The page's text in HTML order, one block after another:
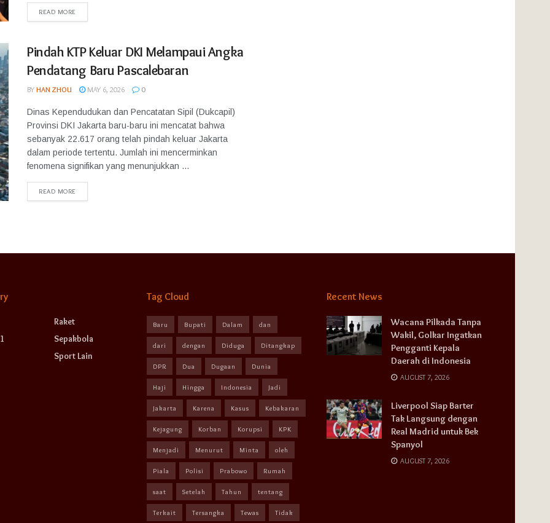
READ MORE
Pindah KTP Keluar DKI Melampaui Angka
Pendatang Baru Pascalebaran
BY HAN ZHOU MAY 6, 2026 0
Dinas Kependudukan dan Pencatatan Sipil (Dukcapil)
Provinsi DKI Jakarta baru-baru ini mencatat bahwa
sebanyak 22.617 orang telah pindah keluar Jakarta
dalam periode tertentu. Jumlah ini mencerminkan
fenomena signifikan yang menunjukkan ...
READ MORE
Raket
Sepakbola
Sport Lain
Tag Cloud
Baru Bupati Dalam dan
dari dengan Diduga Ditangkap
DPR Dua Dugaan Dunia
Haji Hingga Indonesia Jadi
Jakarta Karena Kasus Kebakaran
Kejagung Korban Korupsi KPK
Menjadi Menurut Minta oleh
Piala Polisi Prabowo Rumah
saat Setelah Tahun tentang
Terkait Tersangka Tewas Tidak
Recent News
Wacana Pilkada Tanpa
Wakil, Golkar Ingatkan
Pengganti Kepala
Daerah di Indonesia
AUGUST 7, 2026
Liverpool Siap Barter
Tak Langsung dengan
Real Madrid untuk Bek
Spanyol
AUGUST 7, 2026